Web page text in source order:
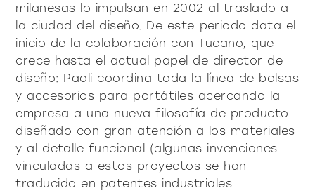
milanesas lo impulsan en 2002 al traslado a
la ciudad del diseño. De este periodo data el
inicio de la colaboración con Tucano, que
crece hasta el actual papel de director de
diseño: Paoli coordina toda la línea de bolsas
y accesorios para portátiles acercando la
empresa a una nueva filosofía de producto
diseñado con gran atención a los materiales
y al detalle funcional (algunas invenciones
vinculadas a estos proyectos se han
traducido en patentes industriales